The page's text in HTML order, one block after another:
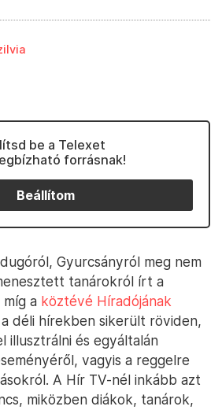
be a Telexet
forrásnak!
Beállítom
Gyurcsányról meg nem
tanárokról írt a
a köztévé Híradójának
déli hírekben sikerült röviden,
illusztrálni és egyáltalán
vagyis a reggelre
A Hír TV-nél inkább azt
miközben diákok, tanárok,